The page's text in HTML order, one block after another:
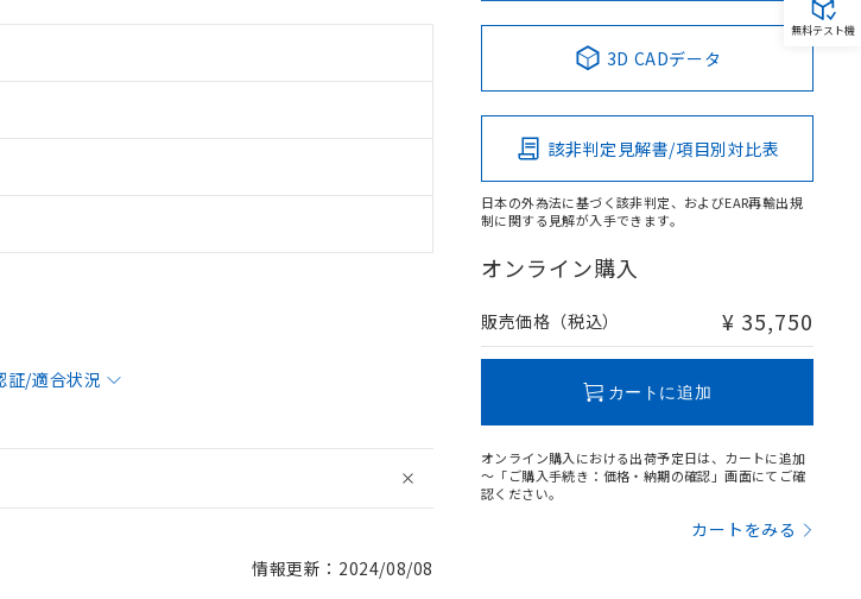
証/適合状況
情報更新：2024/08/08
3D CADデータ
該非判定見解書/項目別対比表
日本の外為法に基づく該非判定、およびEAR再輸出規
制に関する見解が入手できます。
オンライン購入
販売価格（税込） ¥ 35,750
カートに追加
オンライン購入における出荷予定日は、カートに追加
～「ご購入手続き：価格・納期の確認」画面にてご確
認ください。
カートをみる
無料テスト機